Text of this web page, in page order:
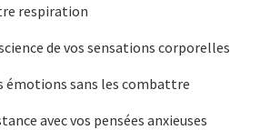
respiration
de vos sensations corporelles
émotions sans les combattre
avec vos pensées anxieuses